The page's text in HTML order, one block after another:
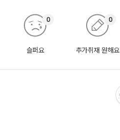
슬퍼요
0
추가취재 원해요
0